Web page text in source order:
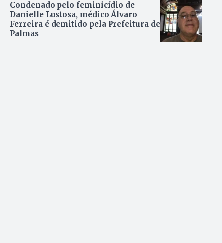
Condenado pelo feminicídio de
Danielle Lustosa, médico Álvaro
Ferreira é demitido pela Prefeitura de
Palmas